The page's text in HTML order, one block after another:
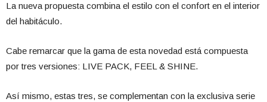
La nueva propuesta combina el estilo con el confort en el interior
del habitáculo.
Cabe remarcar que la gama de esta novedad está compuesta
por tres versiones: LIVE PACK, FEEL & SHINE.
Así mismo, estas tres, se complementan con la exclusiva serie